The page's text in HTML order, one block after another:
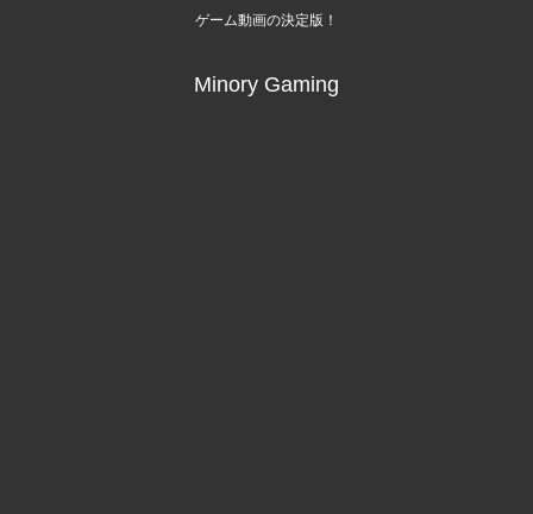
ゲーム動画の決定版！
Minory Gaming